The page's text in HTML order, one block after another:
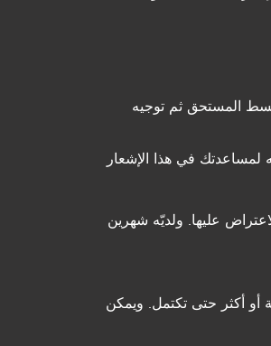
المستحق ثم توجیه
والشروط أو الاعتراض علیھا. ولدیّه شھرین
أو أكثر حتى تكتمل. ویمكن